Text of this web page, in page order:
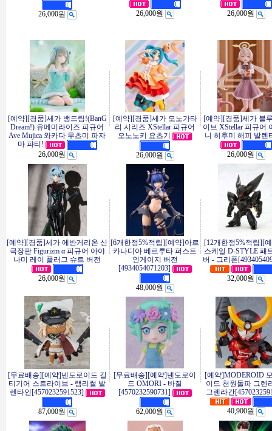
26,000원 26,000원 26,000원
[예약][경품]세가 뱅드림!(BanG
Dream!) 유메미라이즈 피규어
Ave Mujica 와카다 무츠미 파자
마 파티!
26,000원
[예약][경품]세가 모노가타
리 시리즈 XStellar 피규어
오노노키 요츠기
26,000원
[예약][경품]세가 블
이브 XStellar 피규어
니 히후미 해피 발렌
26,000원
[예약][경품]세가 에반게리온 신
극장판 Figurizm α 피규어 아야
나미 레이 플러그 슈트 버전
26,000원
[6개한정5%적립][예약]아르
카나디아 베르루타 퍼스트
인게이지 버전
[4934054071203]
48,000원
[12개한정5%적립][
스케일 D-STYLE 패
버 - 그리폰
32,000원
[무료배송][예약]넨도로이드 길
티기어 스트라이브 - 램리썰 발
렌타인[4570232591523]
87,000원
[무료배송][예약]넨도로이
드 OMORI - 바질
[4570232590731]
62,000원
[예약]MODEROID
이드 천원돌파 그렌
그렌라간
40,900원